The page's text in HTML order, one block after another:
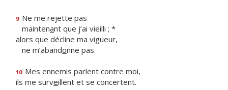
9 Ne me rejette pas
maintenant que j’ai vieilli ; *
alors que décline ma vigueur,
ne m’abandonne pas.
10 Mes ennemis parlent contre moi,
ils me surveillent et se concertent.